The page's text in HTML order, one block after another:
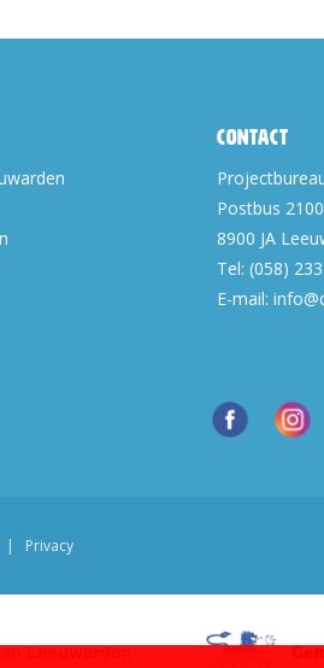
Contact
Postbus
8900 JA
Tel: (058)
E-mail:
| Privacy